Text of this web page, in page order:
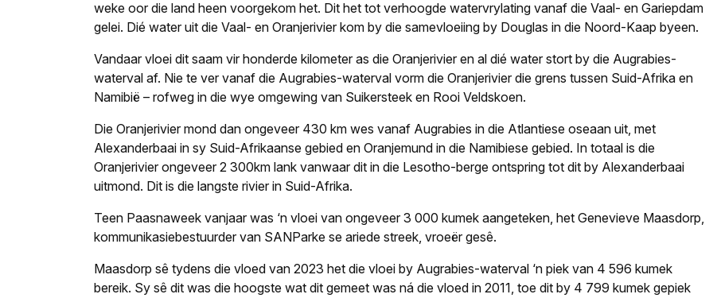
weke oor die land heen voorgekom het. Dit het tot verhoogde watervrylating vanaf die Vaal- en Gariepdam
gelei. Dié water uit die Vaal- en Oranjerivier kom by die samevloeiing by Douglas in die Noord-Kaap byeen.
Vandaar vloei dit saam vir honderde kilometer as die Oranjerivier en al dié water stort by die Augrabies-
waterval af. Nie te ver vanaf die Augrabies-waterval vorm die Oranjerivier die grens tussen Suid-Afrika en
Namibië – rofweg in die wye omgewing van Suikersteek en Rooi Veldskoen.
Die Oranjerivier mond dan ongeveer 430 km wes vanaf Augrabies in die Atlantiese oseaan uit, met
Alexanderbaai in sy Suid-Afrikaanse gebied en Oranjemund in die Namibiese gebied. In totaal is die
Oranjerivier ongeveer 2 300km lank vanwaar dit in die Lesotho-berge ontspring tot dit by Alexanderbaai
uitmond. Dit is die langste rivier in Suid-Afrika.
Teen Paasnaweek vanjaar was ‘n vloei van ongeveer 3 000 kumek aangeteken, het Genevieve Maasdorp,
kommunikasiebestuurder van SANParke se ariede streek, vroeër gesê.
Maasdorp sê tydens die vloed van 2023 het die vloei by Augrabies-waterval ‘n piek van 4 596 kumek
bereik. Sy sê dit was die hoogste wat dit gemeet was ná die vloed in 2011, toe dit by 4 799 kumek gepiek